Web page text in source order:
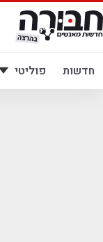
דלג
לתוכן
חדשות פוליטי